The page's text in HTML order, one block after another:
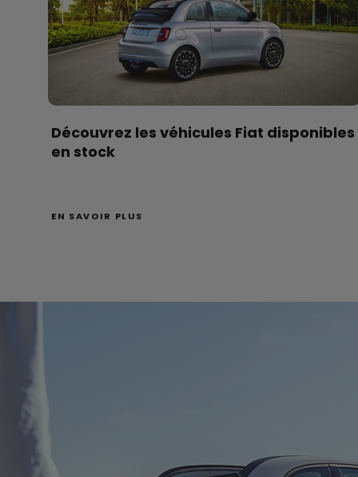
Découvrez les véhicules Fiat disponibles
en stock
EN SAVOIR PLUS